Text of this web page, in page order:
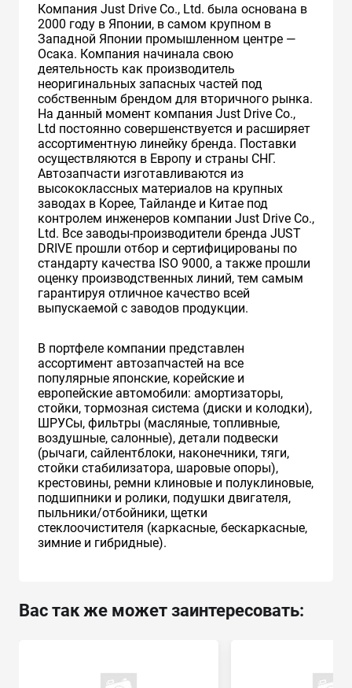
Компания Just Drive Co., Ltd. была основана в
2000 году в Японии, в самом крупном в
Западной Японии промышленном центре —
Осака. Компания начинала свою
деятельность как производитель
неоригинальных запасных частей под
собственным брендом для вторичного рынка.
На данный момент компания Just Drive Co.,
Ltd постоянно совершенствуется и расширяет
ассортиментную линейку бренда. Поставки
осуществляются в Европу и страны СНГ.
Автозапчасти изготавливаются из
высококлассных материалов на крупных
заводах в Корее, Тайланде и Китае под
контролем инженеров компании Just Drive Co.,
Ltd. Все заводы-производители бренда JUST
DRIVE прошли отбор и сертифицированы по
стандарту качества ISO 9000, а также прошли
оценку производственных линий, тем самым
гарантируя отличное качество всей
выпускаемой с заводов продукции.
В портфеле компании представлен
ассортимент автозапчастей на все
популярные японские, корейские и
европейские автомобили: амортизаторы,
стойки, тормозная система (диски и колодки),
ШРУСы, фильтры (масляные, топливные,
воздушные, салонные), детали подвески
(рычаги, сайлентблоки, наконечники, тяги,
стойки стабилизатора, шаровые опоры),
крестовины, ремни клиновые и полуклиновые,
подшипники и ролики, подушки двигателя,
пыльники/отбойники, щетки
стеклоочистителя (каркасные, бескаркасные,
зимние и гибридные).
Вас так же может заинтересовать: